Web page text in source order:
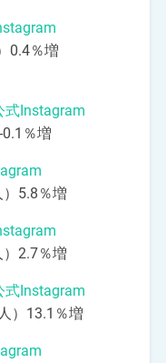
0.4％増
Instagram
％増
5.8％増
2.7％増
Instagram
）13.1％増